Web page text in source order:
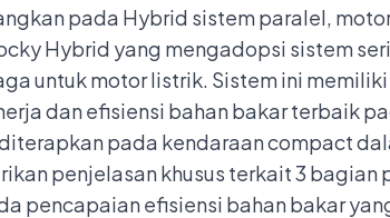
pada Hybrid sistem paralel,
Hybrid yang mengadopsi sistem
untuk motor listrik. Sistem ini
dan efisiensi bahan bakar terbaik
pada kendaraan compact
penjelasan khusus terkait 3
pencapaian efisiensi bahan bakar